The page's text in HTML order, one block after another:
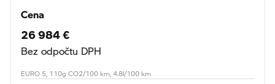
Cena
26 984 €
Bez odpočtu DPH
EURO 5, 110g CO2/100 km, 4.8l/100 km